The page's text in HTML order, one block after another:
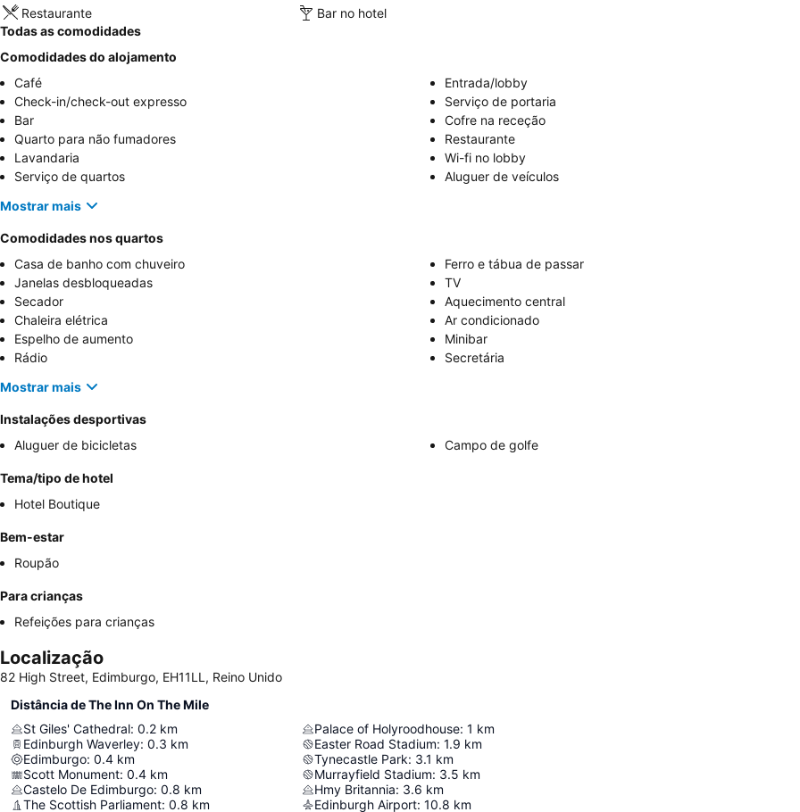
Restaurante
Bar no hotel
Todas as comodidades
Comodidades do alojamento
Café
Entrada/lobby
Check-in/check-out expresso
Serviço de portaria
Bar
Cofre na receção
Quarto para não fumadores
Restaurante
Lavandaria
Wi-fi no lobby
Serviço de quartos
Aluguer de veículos
Mostrar mais
Comodidades nos quartos
Casa de banho com chuveiro
Ferro e tábua de passar
Janelas desbloqueadas
TV
Secador
Aquecimento central
Chaleira elétrica
Ar condicionado
Espelho de aumento
Minibar
Rádio
Secretária
Mostrar mais
Instalações desportivas
Aluguer de bicicletas
Campo de golfe
Tema/tipo de hotel
Hotel Boutique
Bem-estar
Roupão
Para crianças
Refeições para crianças
Localização
82 High Street, Edimburgo, EH11LL, Reino Unido
Distância de The Inn On The Mile
St Giles' Cathedral: 0.2 km
Edinburgh Waverley: 0.3 km
Edimburgo: 0.4 km
Scott Monument: 0.4 km
Castelo De Edimburgo: 0.8 km
The Scottish Parliament: 0.8 km
Palace of Holyroodhouse: 1 km
Easter Road Stadium: 1.9 km
Tynecastle Park: 3.1 km
Murrayfield Stadium: 3.5 km
Hmy Britannia: 3.6 km
Edinburgh Airport: 10.8 km